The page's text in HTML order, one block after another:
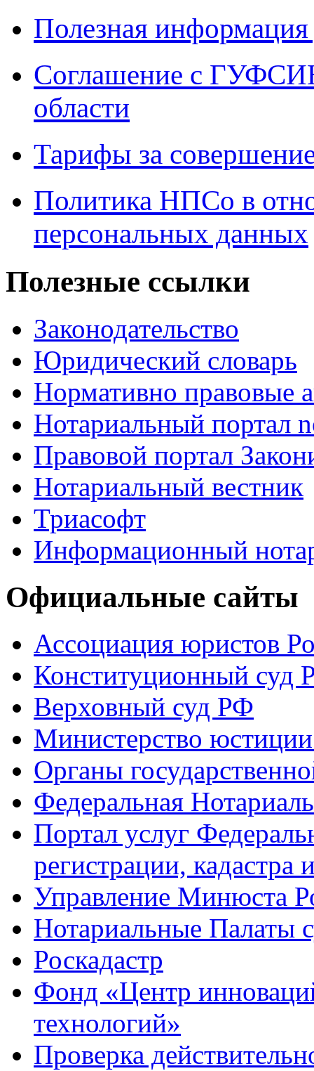
Полезная
Соглашение с
области
Тарифы за
Политика НПСо в
персональных данных
Полезные ссылки
Законодательство
Юридический словарь
Нормативно правовые
Нотариальный портал
Правовой портал
Нотариальный вестник
Триасофт
Информационный
Официальные сайты
Ассоциация юристов
Конституционный суд
Верховный суд РФ
Министерство
Органы
Федеральная
Портал услуг
регистрации, кадастра
Управление Минюста
Нотариальные Палаты
Роскадастр
Фонд «Центр
технологий»
Проверка